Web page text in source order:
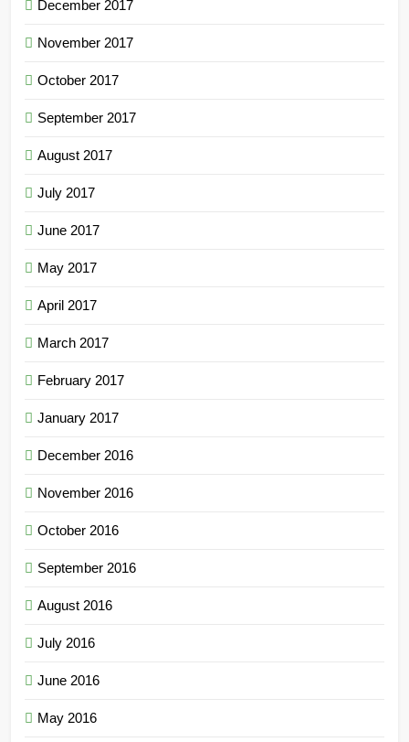
December 2017
November 2017
October 2017
September 2017
August 2017
July 2017
June 2017
May 2017
April 2017
March 2017
February 2017
January 2017
December 2016
November 2016
October 2016
September 2016
August 2016
July 2016
June 2016
May 2016